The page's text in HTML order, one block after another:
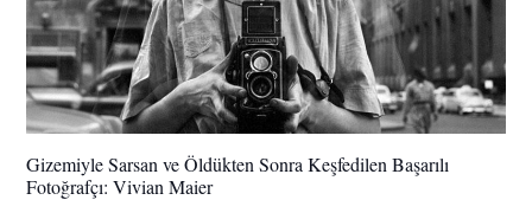
Gizemiyle Sarsan ve Öldükten Sonra Keşfedilen Başarılı
Fotoğrafçı: Vivian Maier